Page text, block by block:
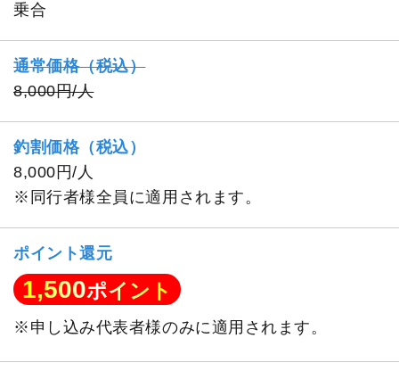
乗合
通常価格（税込）
8,000円/人
釣割価格（税込）
8,000円/人
※同行者様全員に適用されます。
ポイント還元
1,500ポイント
※申し込み代表者様のみに適用されます。